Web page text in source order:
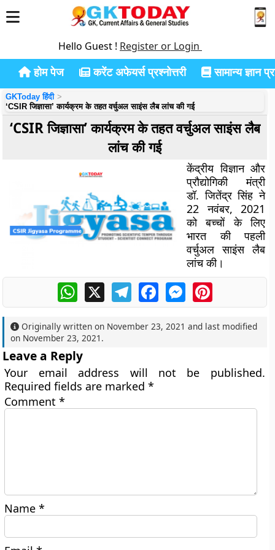
Hello Guest ! Register or Login
होम पेज करेंट अफेयर्स प्रश्नोत्तरी सामान्य ज्ञान
GKToday हिंदी
‘CSIR जिज्ञासा’ कार्यक्रम के तहत वर्चुअल साइंस लैब लांच की गई
‘CSIR जिज्ञासा’ कार्यक्रम के तहत वर्चुअल साइंस लैब
लांच की गई
केंद्रीय विज्ञान और
प्रौद्योगिकी मंत्री
डॉ. जितेंद्र सिंह ने
22 नवंबर, 2021
को बच्चों के लिए
भारत की पहली
वर्चुअल साइंस लैब
लांच की।
WhatsApp
X TelegramFacebookMessengerPinterest
Originally written on November 23, 2021 and last modified
on November 23, 2021 .
Leave a Reply
Your email address will not be published.
Required fields are marked*
Comment*
Name*